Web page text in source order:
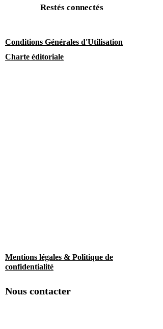
Restés connectés
Conditions Générales d'Utilisation
Charte éditoriale
Mentions légales & Politique de
confidentialité
Nous contacter